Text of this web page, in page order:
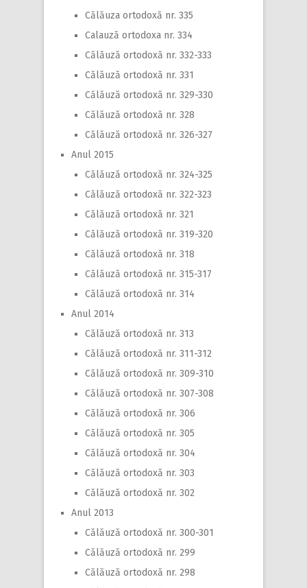
Călăuza ortodoxă nr. 335
Calauză ortodoxa nr. 334
Călăuză ortodoxă nr. 332-333
Călăuză ortodoxă nr. 331
Călăuză ortodoxă nr. 329-330
Călăuză ortodoxă nr. 328
Călăuză ortodoxă nr. 326-327
Anul 2015
Călăuză ortodoxă nr. 324-325
Călăuză ortodoxă nr. 322-323
Călăuză ortodoxă nr. 321
Călăuză ortodoxă nr. 319-320
Călăuză ortodoxă nr. 318
Călăuză ortodoxă nr. 315-317
Călăuză ortodoxă nr. 314
Anul 2014
Călăuză ortodoxă nr. 313
Călăuză ortodoxă nr. 311-312
Călăuză ortodoxă nr. 309-310
Călăuză ortodoxă nr. 307-308
Călăuză ortodoxă nr. 306
Călăuză ortodoxă nr. 305
Călăuză ortodoxă nr. 304
Călăuză ortodoxă nr. 303
Călăuză ortodoxă nr. 302
Anul 2013
Călăuză ortodoxă nr. 300-301
Călăuză ortodoxă nr. 299
Călăuză ortodoxă nr. 298